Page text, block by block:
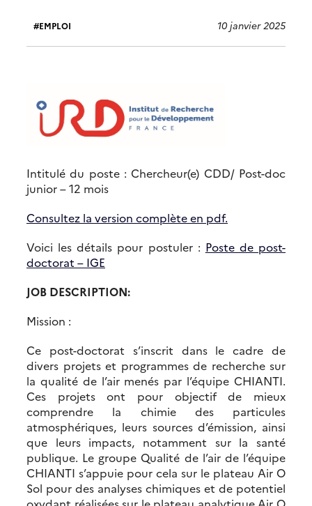
EMPLOI 10 janvier 2025
Intitulé du poste : Chercheur(e) CDD/ Post-doc
junior – 12 mois
Consultez la version complète en pdf.
Voici les détails pour postuler : Poste de post-
doctorat – IGE
JOB DESCRIPTION:
Mission :
Ce post-doctorat s’inscrit dans le cadre de
divers projets et programmes de recherche sur
la qualité de l’air menés par l’équipe CHIANTI.
Ces projets ont pour objectif de mieux
comprendre la chimie des particules
atmosphériques, leurs sources d’émission, ainsi
que leurs impacts, notamment sur la santé
publique. Le groupe Qualité de l’air de l’équipe
CHIANTI s’appuie pour cela sur le plateau Air O
Sol pour des analyses chimiques et de potentiel